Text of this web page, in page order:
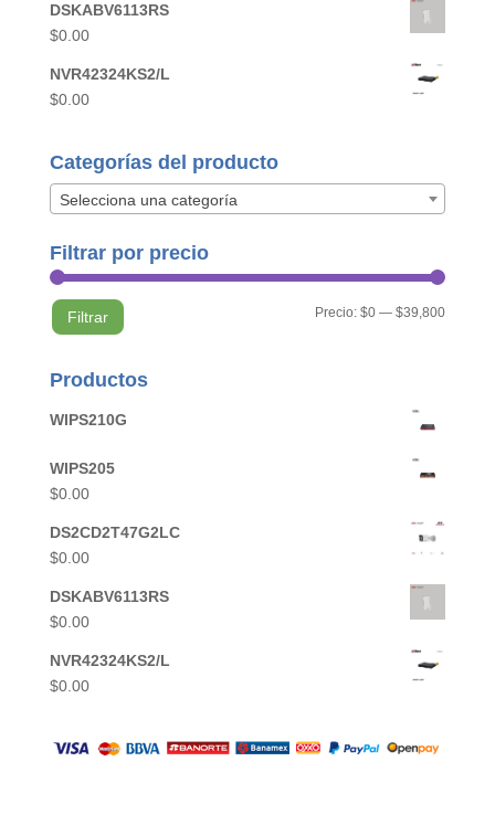
DSKABV6113RS
$0.00
NVR42324KS2/L
$0.00
Categorías del producto
Selecciona una categoría
Filtrar por precio
Precio
Precio
Filtrar Precio:$0 —$39,800
Productos
WIPS210G
WIPS205
$0.00
DS2CD2T47G2LC
$0.00
DSKABV6113RS
$0.00
NVR42324KS2/L
$0.00